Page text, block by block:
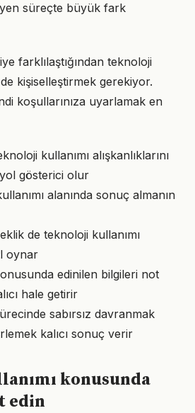
süreçte büyük fark
farklılaştığından teknoloji
kişiselleştirmek gerekiyor.
koşullarınıza uyarlamak en
kullanımı alışkanlıklarını
gösterici olur
alanında sonuç almanın
de teknoloji kullanımı
oynar
edinilen bilgileri not
hale getirir
sabırsız davranmak
kalıcı sonuç verir
konusunda
edin